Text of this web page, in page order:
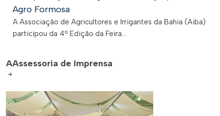
Agro Formosa
A Associação de Agricultores e Irrigantes da Bahia (Aiba)
participou da 4ª Edição da Feira...
AAssessoria de Imprensa